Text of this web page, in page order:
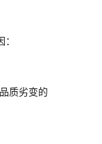
质劣变的